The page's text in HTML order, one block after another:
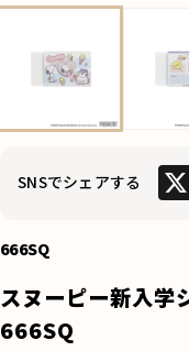
SNSでシェアする
666SQ
スヌーピー新入学
666SQ